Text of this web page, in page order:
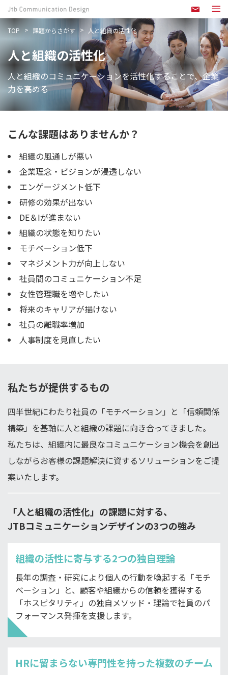
TOP 課題からさがす 人と組織の活性化
人と組織の活性化
人と組織のコミュニケーションを活性化することで、企業
力を高める
こんな課題はありませんか？
組織の風通しが悪い
企業理念・ビジョンが浸透しない
エンゲージメント低下
研修の効果が出ない
DE＆Iが進まない
組織の状態を知りたい
モチベーション低下
マネジメント力が向上しない
社員間のコミュニケーション不足
女性管理職を増やしたい
将来のキャリアが描けない
社員の離職率増加
人事制度を見直したい
私たちが提供するもの
四半世紀にわたり社員の「モチベーション」と「信頼関係
構築」を基軸に人と組織の課題に向き合ってきました。
私たちは、組織内に最良なコミュニケーション機会を創出
しながらお客様の課題解決に資するソリューションをご提
案いたします。
「人と組織の活性化」の課題に対する、
JTBコミュニケーションデザインの3つの強み
組織の活性に寄与する2つの独自理論
長年の調査・研究により個人の行動を喚起する「モチ
ベーション」と、顧客や組織からの信頼を獲得する
「ホスピタリティ」の独自メソッド・理論で社員のパ
フォーマンス発揮を支援します。
HRに留まらない専門性を持った複数のチーム